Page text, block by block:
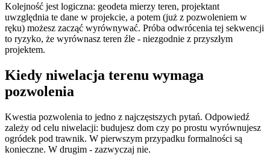
Kolejność jest logiczna: geodeta mierzy teren, projektant
uwzględnia te dane w projekcie, a potem (już z pozwoleniem w
ręku) możesz zacząć wyrównywać. Próba odwrócenia tej sekwencji
to ryzyko, że wyrównasz teren źle - niezgodnie z przyszłym
projektem.
Kiedy niwelacja terenu wymaga
pozwolenia
Kwestia pozwolenia to jedno z najczęstszych pytań. Odpowiedź
zależy od celu niwelacji: budujesz dom czy po prostu wyrównujesz
ogródek pod trawnik. W pierwszym przypadku formalności są
konieczne. W drugim - zazwyczaj nie.